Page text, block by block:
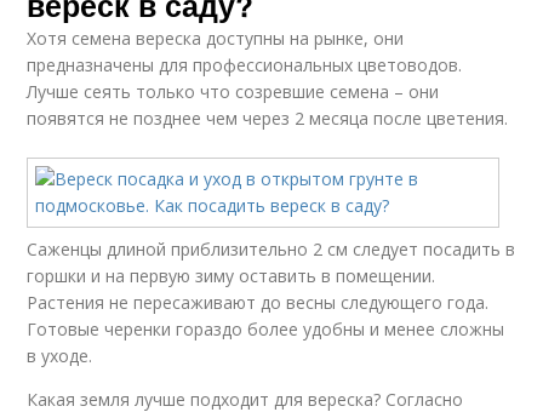
Хотя семена вереска доступны на рынке, они
предназначены для профессиональных цветоводов.
Лучше сеять только что созревшие семена – они
появятся не позднее чем через 2 месяца после цветения.
Саженцы длиной приблизительно 2 см следует посадить в
горшки и на первую зиму оставить в помещении.
Растения не пересаживают до весны следующего года.
Готовые черенки гораздо более удобны и менее сложны
в уходе.
Какая земля лучше подходит для вереска? Согласно